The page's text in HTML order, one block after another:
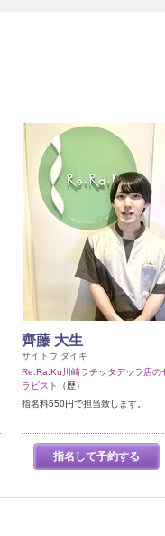
齊藤 大生
サイトウ ダイキ
Re.Ra.Ku川崎ラチッタデッラ店の
ラピスト
（歴）
指名料550円で担当致します。
指名して予約する